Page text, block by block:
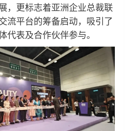
，更标志着亚洲企业总裁联
流平台的筹备启动，吸引了
代表及合作伙伴参与。